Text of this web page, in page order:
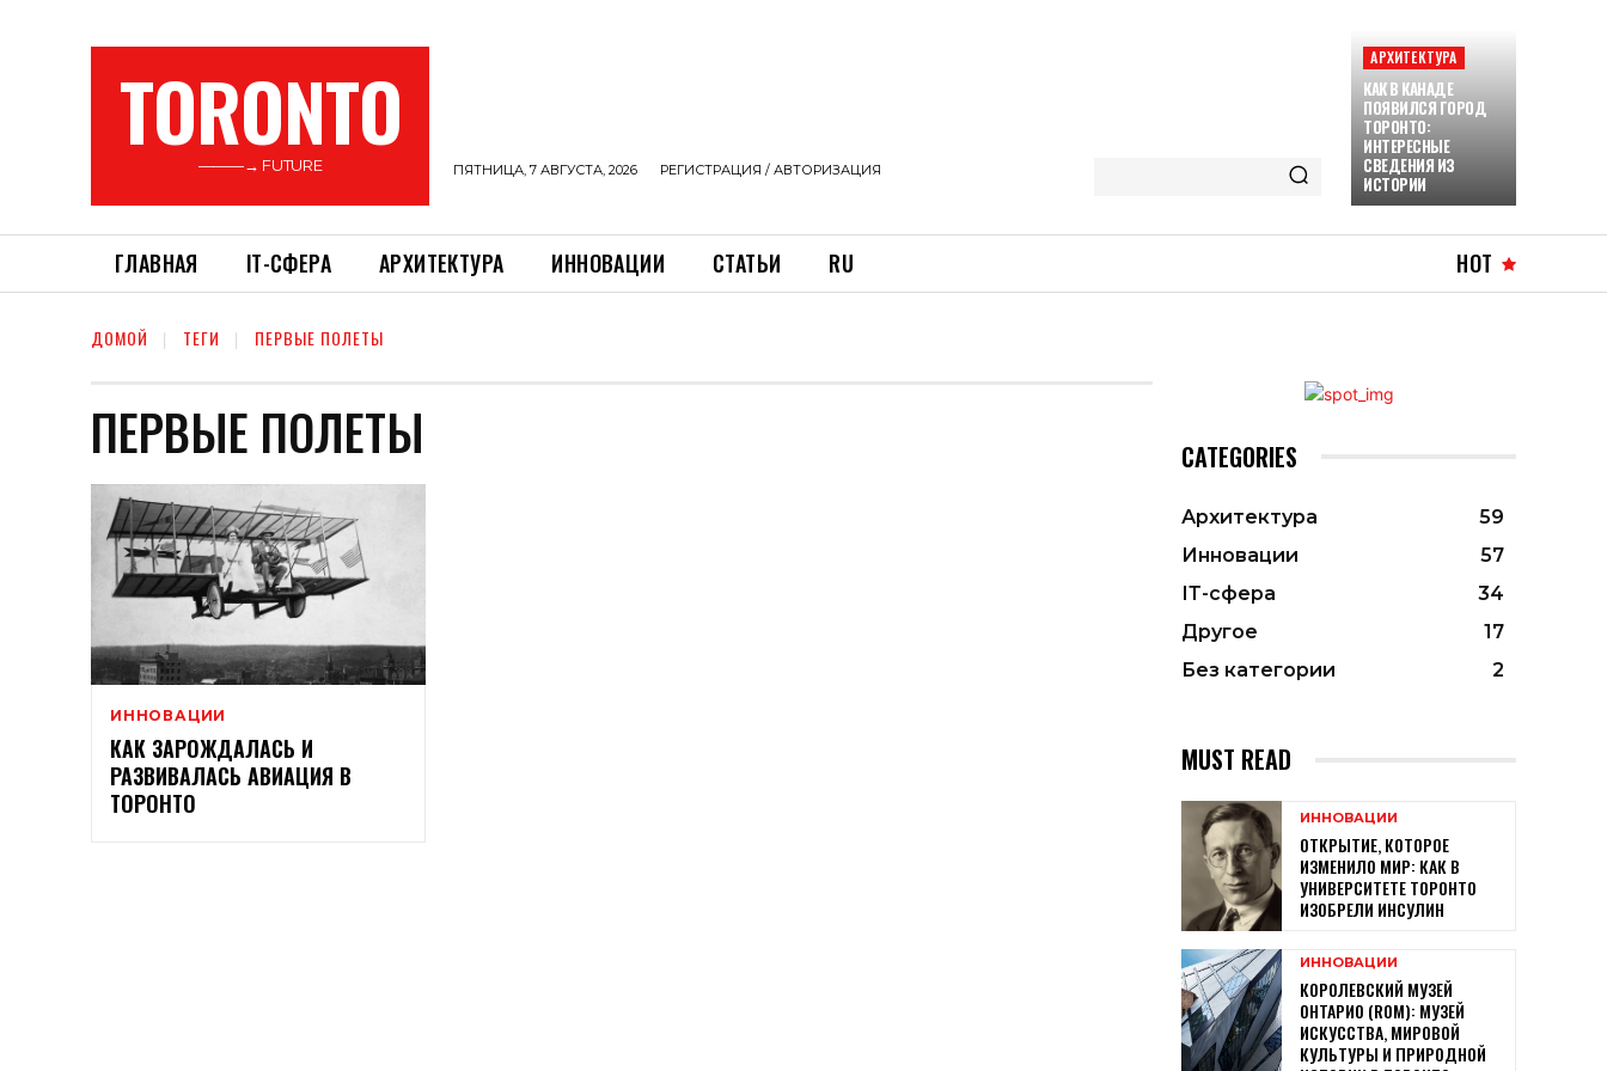
TORONTO
———→ FUTURE ПЯТНИЦА, 7 АВГУСТА, 2026 РЕГИСТРАЦИЯ / АВТОРИЗАЦИЯ
АРХИТЕКТУРА
КАК В КАНАДЕ
ПОЯВИЛСЯ ГОРОД
ТОРОНТО:
ИНТЕРЕСНЫЕ
СВЕДЕНИЯ ИЗ
ИСТОРИИ
ГЛАВНАЯ ІТ-СФЕРА АРХИТЕКТУРА ИННОВАЦИИ СТАТЬИ RU HOT
ДОМОЙ ТЕГИ ПЕРВЫЕ ПОЛЕТЫ
ПЕРВЫЕ ПОЛЕТЫ
ИННОВАЦИИ
КАК ЗАРОЖДАЛАСЬ И
РАЗВИВАЛАСЬ АВИАЦИЯ В
ТОРОНТО
CATEGORIES
Архитектура
59
Инновации
57
ІТ-сфера
34
Другое
17
Без категории
2
MUST READ
ИННОВАЦИИ
ОТКРЫТИЕ, КОТОРОЕ
ИЗМЕНИЛО МИР: КАК В
УНИВЕРСИТЕТЕ ТОРОНТО
ИЗОБРЕЛИ ИНСУЛИН
ИННОВАЦИИ
КОРОЛЕВСКИЙ МУЗЕЙ
ОНТАРИО (ROM): МУЗЕЙ
ИСКУССТВА, МИРОВОЙ
КУЛЬТУРЫ И ПРИРОДНОЙ